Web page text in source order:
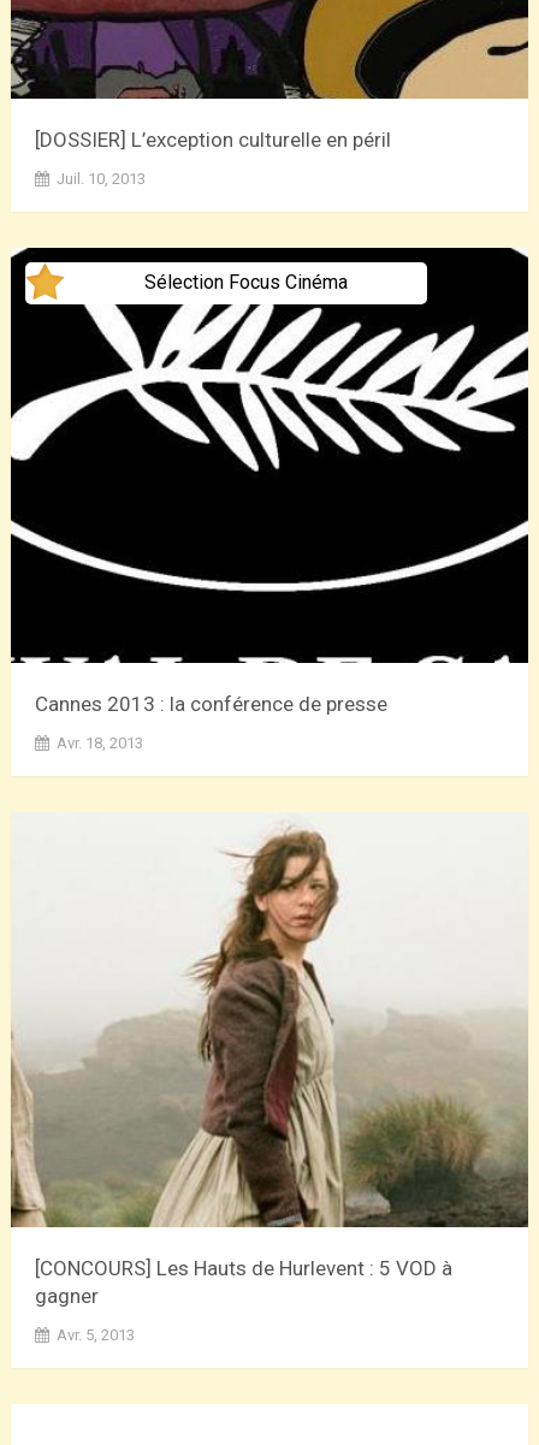
[DOSSIER] L’exception culturelle en péril
Juil. 10, 2013
Sélection Focus Cinéma
Cannes 2013 : la conférence de presse
Avr. 18, 2013
[CONCOURS] Les Hauts de Hurlevent : 5 VOD à
gagner
Avr. 5, 2013